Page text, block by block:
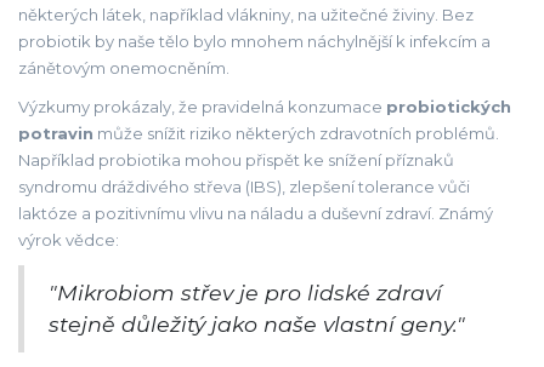
některých látek, například vlákniny, na užitečné živiny. Bez
probiotik by naše tělo bylo mnohem náchylnější k infekcím a
zánětovým onemocněním.
Výzkumy prokázaly, že pravidelná konzumace probiotických
potravin může snížit riziko některých zdravotních problémů.
Například probiotika mohou přispět ke snížení příznaků
syndromu dráždivého střeva (IBS), zlepšení tolerance vůči
laktóze a pozitivnímu vlivu na náladu a duševní zdraví. Známý
výrok vědce:
"Mikrobiom střev je pro lidské zdraví
stejně důležitý jako naše vlastní geny."